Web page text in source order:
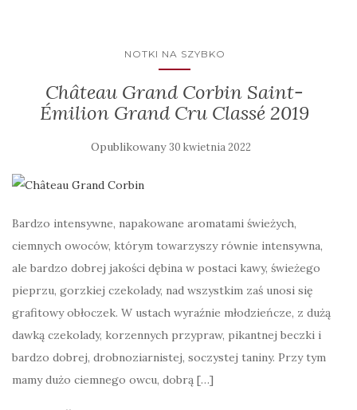
NOTKI NA SZYBKO
Château Grand Corbin Saint-
Émilion Grand Cru Classé 2019
Opublikowany 30 kwietnia 2022
Bardzo intensywne, napakowane aromatami świeżych,
ciemnych owoców, którym towarzyszy równie intensywna,
ale bardzo dobrej jakości dębina w postaci kawy, świeżego
pieprzu, gorzkiej czekolady, nad wszystkim zaś unosi się
grafitowy obłoczek. W ustach wyraźnie młodzieńcze, z dużą
dawką czekolady, korzennych przypraw, pikantnej beczki i
bardzo dobrej, drobnoziarnistej, soczystej taniny. Przy tym
mamy dużo ciemnego owcu, dobrą […]